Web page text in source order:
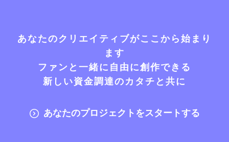
あなたのクリエイティブがここから始まり
ます
ファンと一緒に自由に創作できる
新しい資金調達のカタチと共に
あなたのプロジェクトをスタートする